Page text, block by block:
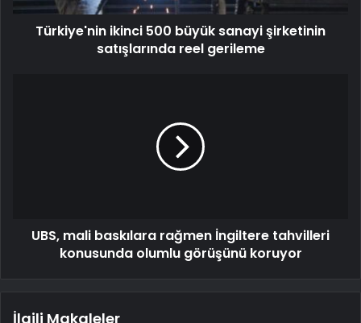
Türkiye'nin ikinci 500 büyük sanayi şirketinin
satışlarında reel gerileme
UBS, mali baskılara rağmen İngiltere tahvilleri
konusunda olumlu görüşünü koruyor
İlgili Makaleler